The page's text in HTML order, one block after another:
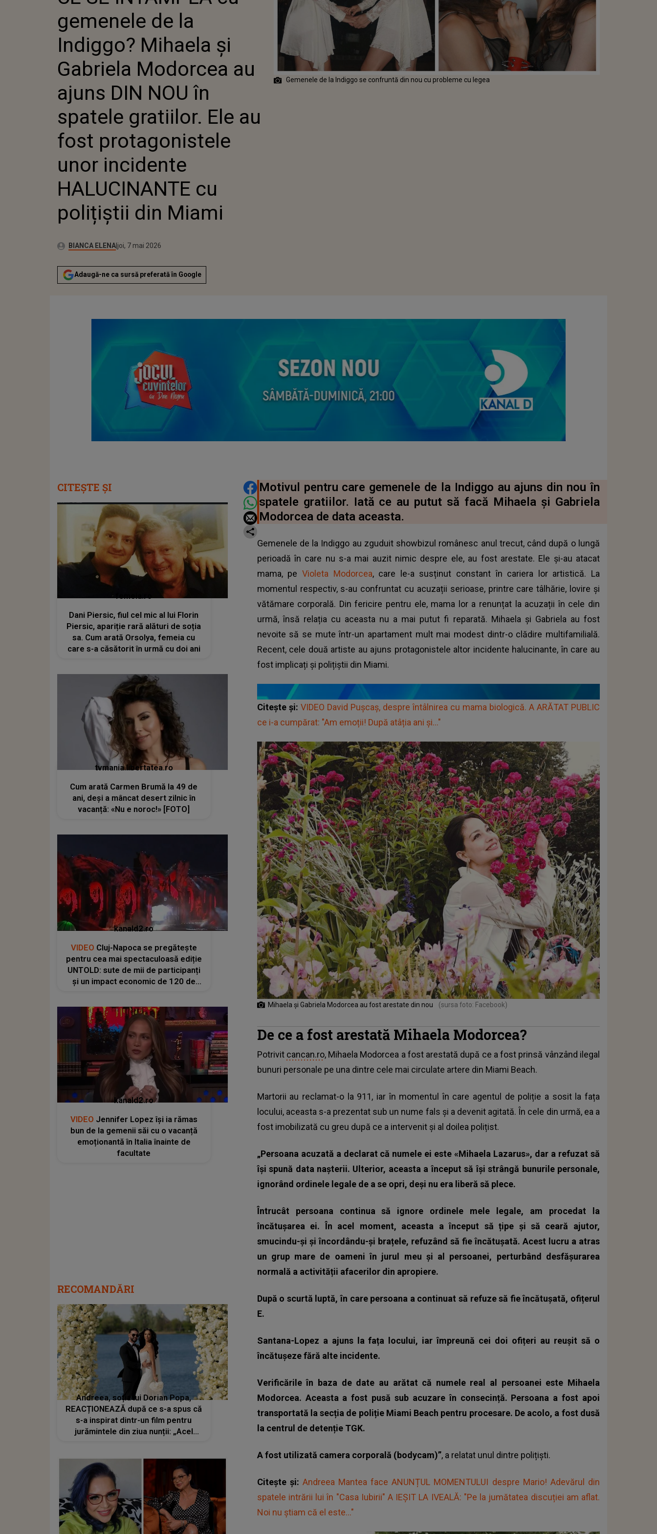
GABRIELA MODORCEA
AU AJUNS DIN NOU ÎN
SPATELE GRATIILOR.
ELE AU FOST
PROTAGONISTELE
UNOR INCIDENTE
HALUCINANTE CU
POLIȚIȘTII DIN MIAMI
gemenele de la
Indiggo? Mihaela și
Gabriela Modorcea au
ajuns DIN NOU în
spatele gratiilor. Ele au
fost protagonistele
unor incidente
HALUCINANTE cu
polițiștii din Miami
Autor:BIANCA ELENA Publicat:
joi, 7 mai 2026
Adaugă-ne ca sursă preferată în Google
Gemenele de la Indiggo se confruntă din nou cu probleme cu legea
DISTRIBUIE ARTICOLUL
Motivul pentru care gemenele de la Indiggo au ajuns din nou în
spatele gratiilor. Iată ce au putut să facă Mihaela și Gabriela
Modorcea de data aceasta.
Gemenele de la Indiggo au zguduit showbizul românesc anul trecut, când după o lungă
perioadă în care nu s-a mai auzit nimic despre ele, au fost arestate. Ele și-au atacat
mama, pe Violeta Modorcea, care le-a susținut constant în cariera lor artistică. La
momentul respectiv, s-au confruntat cu acuzații serioase, printre care tâlhărie, lovire și
vătămare corporală. Din fericire pentru ele, mama lor a renunțat la acuzații în cele din
urmă, însă relația cu aceasta nu a mai putut fi reparată. Mihaela și Gabriela au fost
nevoite să se mute într-un apartament mult mai modest dintr-o clădire multifamilială.
Recent, cele două artiste au ajuns protagonistele altor incidente halucinante, în care au
fost implicați și polițiștii din Miami.
Citește și: VIDEO David Pușcaș, despre întâlnirea cu mama biologică. A ARĂTAT PUBLIC
ce i-a cumpărat: "Am emoții! După atâția ani și..."
Mihaela și Gabriela Modorcea au fost arestate din nou (sursa foto: Facebook)
De ce a fost arestată Mihaela Modorcea?
Potrivit cancan.ro, Mihaela Modorcea a fost arestată după ce a fost prinsă vânzând ilegal
bunuri personale pe una dintre cele mai circulate artere din Miami Beach.
Martorii au reclamat-o la 911, iar în momentul în care agentul de poliție a sosit la fața
locului, aceasta s-a prezentat sub un nume fals și a devenit agitată. În cele din urmă, ea a
fost imobilizată cu greu după ce a intervenit și al doilea polițist.
„Persoana acuzată a declarat că numele ei este «Mihaela Lazarus», dar a refuzat să
își spună data nașterii. Ulterior, aceasta a început să își strângă bunurile personale,
ignorând ordinele legale de a se opri, deși nu era liberă să plece.
Întrucât persoana continua să ignore ordinele mele legale, am procedat la
încătușarea ei. În acel moment, aceasta a început să țipe și să ceară ajutor,
smucindu-și și încordându-și brațele, refuzând să fie încătușată. Acest lucru a atras
un grup mare de oameni în jurul meu și al persoanei, perturbând desfășurarea
normală a activității afacerilor din apropiere.
După o scurtă luptă, în care persoana a continuat să refuze să fie încătușată, ofițerul
E.
Santana-Lopez a ajuns la fața locului, iar împreună cei doi ofițeri au reușit să o
încătușeze fără alte incidente.
Verificările în baza de date au arătat că numele real al persoanei este Mihaela
Modorcea. Aceasta a fost pusă sub acuzare în consecință. Persoana a fost apoi
transportată la secția de poliție Miami Beach pentru procesare. De acolo, a fost dusă
la centrul de detenție TGK.
A fost utilizată camera corporală (bodycam)”, a relatat unul dintre polițiști.
Citește și: Andreea Mantea face ANUNȚUL MOMENTULUI despre Mario! Adevărul din
spatele intrării lui în "Casa Iubirii" A IEȘIT LA IVEALĂ: "Pe la jumătatea discuției am aflat.
Noi nu știam că el este..."
CITEȘTE ȘI
femeia.ro
Dani Piersic, fiul cel mic al lui Florin
Piersic, apariție rară alături de soția
sa. Cum arată Orsolya, femeia cu
care s-a căsătorit în urmă cu doi ani
tvmania.libertatea.ro
Cum arată Carmen Brumă la 49 de
ani, deși a mâncat desert zilnic în
vacanță: «Nu e noroc!» [FOTO]
kanald2.ro
VIDEO Cluj-Napoca se pregătește
pentru cea mai spectaculoasă ediție
UNTOLD: sute de mii de participanți
și un impact economic de 120 de
kanald2.ro
VIDEO Jennifer Lopez își ia rămas
bun de la gemenii săi cu o vacanță
emoționantă în Italia înainte de
facultate
RECOMANDĂRI
Andreea, soția lui Dorian Popa,
REACȚIONEAZĂ după ce s-a spus că
s-a inspirat dintr-un film pentru
jurămintele din ziua nunții: „Acel